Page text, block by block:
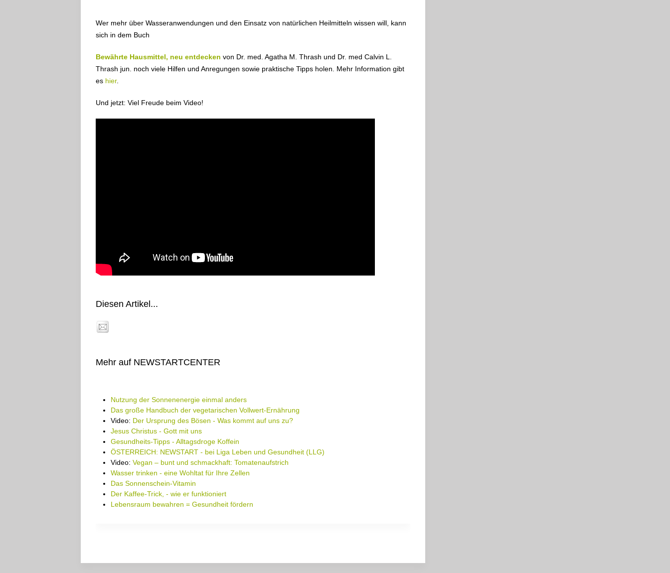
Wer mehr über Wasseranwendungen und den Einsatz von natürlichen Heilmitteln wissen will, kann
sich in dem Buch
Bewährte Hausmittel, neu entdecken von Dr. med. Agatha M. Thrash und Dr. med Calvin L.
Thrash jun. noch viele Hilfen und Anregungen sowie praktische Tipps holen. Mehr Information gibt
es hier.
Und jetzt: Viel Freude beim Video!
Diesen Artikel...
Mehr auf NEWSTARTCENTER
Nutzung der Sonnenenergie einmal anders
Das große Handbuch der vegetarischen Vollwert-Ernährung
Video: Der Ursprung des Bösen - Was kommt auf uns zu?
Jesus Christus - Gott mit uns
Gesundheits-Tipps - Alltagsdroge Koffein
ÖSTERREICH: NEWSTART - bei Liga Leben und Gesundheit (LLG)
Video: Vegan – bunt und schmackhaft: Tomatenaufstrich
Wasser trinken - eine Wohltat für Ihre Zellen
Das Sonnenschein-Vitamin
Der Kaffee-Trick, - wie er funktioniert
Lebensraum bewahren = Gesundheit fördern